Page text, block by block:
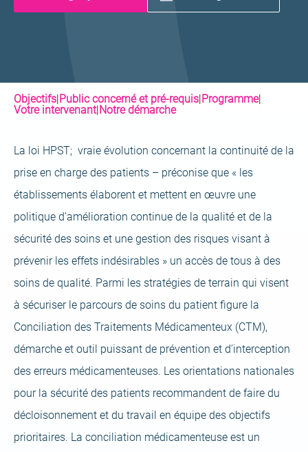
Objectifs|Public concerné et pré-requis|Programme|
Votre intervenant|Notre démarche
La loi HPST; vraie évolution concernant la continuité de la
prise en charge des patients – préconise que « les
établissements élaborent et mettent en œuvre une
politique d’amélioration continue de la qualité et de la
sécurité des soins et une gestion des risques visant à
prévenir les effets indésirables » un accès de tous à des
soins de qualité. Parmi les stratégies de terrain qui visent
à sécuriser le parcours de soins du patient figure la
Conciliation des Traitements Médicamenteux (CTM),
démarche et outil puissant de prévention et d’interception
des erreurs médicamenteuses. Les orientations nationales
pour la sécurité des patients recommandent de faire du
décloisonnement et du travail en équipe des objectifs
prioritaires. La conciliation médicamenteuse est un